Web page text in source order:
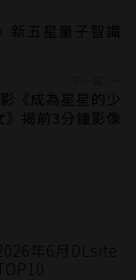
新五星量子智識
《成為星星的少
》揭前3分鐘影像
年6月DLsite